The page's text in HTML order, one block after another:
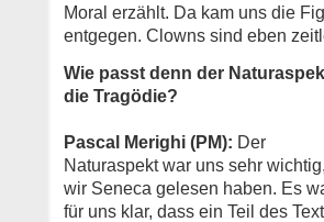
Moral erzählt. Da kam uns die
entgegen. Clowns sind eben
Wie passt denn der
die Tragödie?
Pascal Merighi (PM): Der
Naturaspekt war uns sehr
wir Seneca gelesen haben. Es
für uns klar, dass ein Teil des